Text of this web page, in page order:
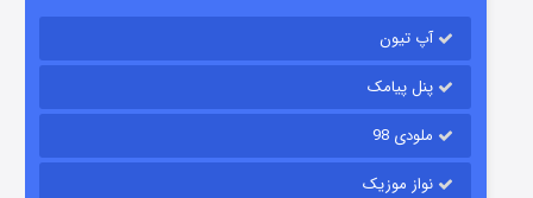
باب اسفنجی فصل ۱۷
قسمت۶ (زیرنویس) منتشر شد
آپ تیون
پنل پیامک
ملودی 98
نواز موزیک